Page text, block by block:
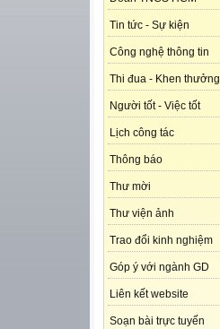
Tin tức - Sự kiện
Công nghệ thông tin
Thi đua - Khen thưởng
Người tốt - Việc tốt
Lịch công tác
Thông báo
Thư mời
Thư viện ảnh
Trao đổi kinh nghiệm
Góp ý với ngành GD
Liên kết website
Soạn bài trực tuyến